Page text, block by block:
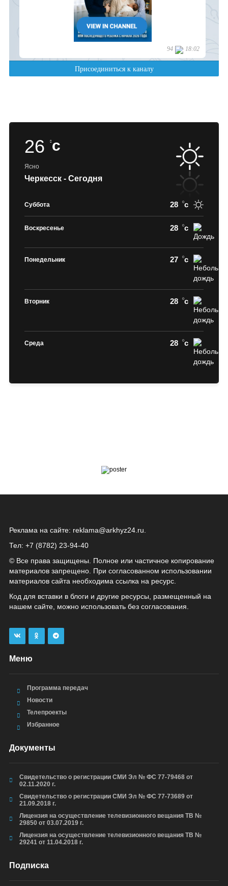
26 c
Ясно
Черкесск - Сегодня
Суббота 28 c
Воскресенье 28 c
Понедельник 27 c
Вторник 28 c
Среда 28 c
Реклама на сайте: reklama@arkhyz24.ru
Тел: +7 (8782) 23‑94‑40
© Все права защищены. Полное или частичное копирование
материалов запрещено. При согласованном использовании
материалов сайта необходима ссылка на ресурс.
Код для вставки в блоги и другие ресурсы, размещенный на
нашем сайте, можно использовать без согласования.
Меню
Программа передач
Новости
Телепроекты
Избранное
Документы
Свидетельство о регистрации СМИ Эл № ФС 77-79468 от
02.11.2020 г.
Свидетельство о регистрации СМИ Эл № ФС 77-73689 от
21.09.2018 г.
Лицензия на осуществление телевизионного вещания ТВ №
29850 от 03.07.2019 г.
Лицензия на осуществление телевизионного вещания ТВ №
29241 от 11.04.2018 г.
Подписка